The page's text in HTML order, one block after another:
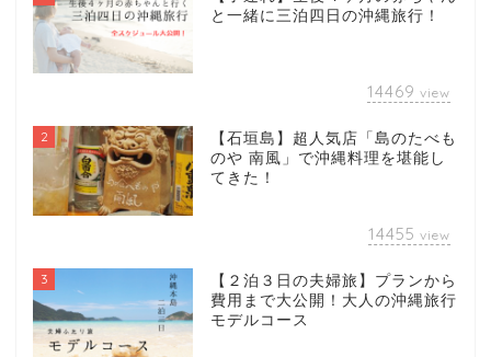
と一緒に三泊四日の沖縄旅行！
14469 view
2
【石垣島】超人気店「島のたべも
のや 南風」で沖縄料理を堪能し
てきた！
14455 view
3
【２泊３日の夫婦旅】プランから
費用まで大公開！大人の沖縄旅行
モデルコース